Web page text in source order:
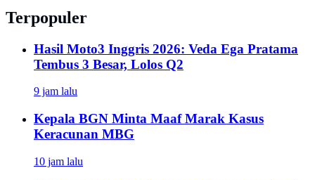
Terpopuler
Hasil Moto3 Inggris 2026: Veda Ega Pratama
Tembus 3 Besar, Lolos Q2
9 jam lalu
Kepala BGN Minta Maaf Marak Kasus
Keracunan MBG
10 jam lalu